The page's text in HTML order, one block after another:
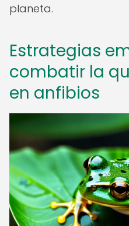
planeta.
Estrategias
combatir la
en anfibios